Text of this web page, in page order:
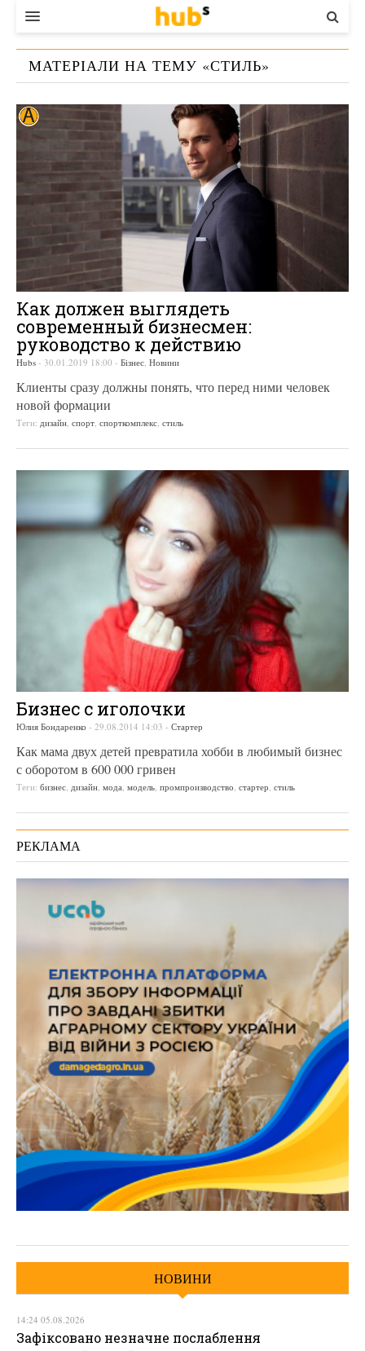
ВЛАДА
ЕКОНОМІКА
БІЗНЕС
КОНТАКТИ
МАТЕРІАЛИ НА ТЕМУ «СТИЛЬ»
Как должен выглядеть
современный бизнесмен:
руководство к действию
Hubs - 30.01.2019 18:00 - Бізнес Новини
Клиенты сразу должны понять, что перед ними человек
новой формации
Теги: дизайн спорт спорткомплекс стиль
Бизнес с иголочки
Юлия Бондаренко - 29.08.2014 14:03 - Стартер
Как мама двух детей превратила хобби в любимый бизнес
с оборотом в 600 000 гривен
Теги: бизнес дизайн мода модель промпроизводство стартер стиль
РЕКЛАМА
НОВИНИ
14:24 05.08.2026
Зафіксовано незначне послаблення